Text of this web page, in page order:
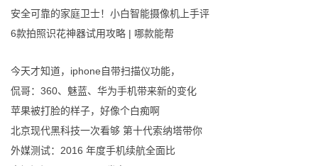
安全可靠的家庭卫士！小白智能摄像机上手评
6款拍照识花神器试用攻略 | 哪款能帮
今天才知道，iphone自带扫描仪功能，
侃哥：360、魅蓝、华为手机带来新的变化
苹果被打脸的样子，好像个白痴啊
北京现代黑科技一次看够 第十代索纳塔带你
外媒测试：2016 年度手机续航全面比